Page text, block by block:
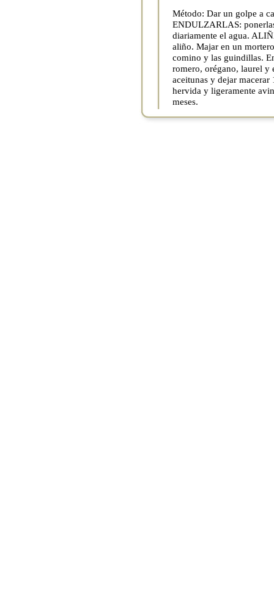
Método: Dar un golpe a
ENDULZARLAS:
diariamente el agua.
aliño. Majar en un
comino y las guindillas.
romero, orégano, laurel y
aceitunas y dejar
hervida y ligeramente
meses.